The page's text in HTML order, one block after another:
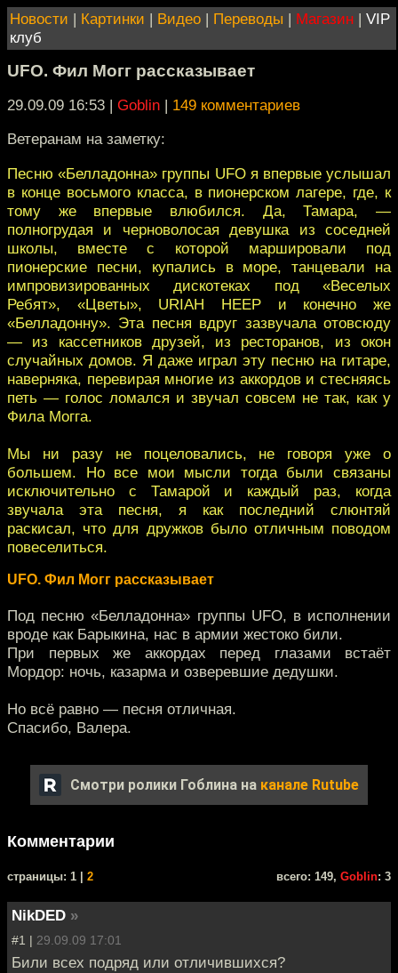
Новости | Картинки | Видео | Переводы | Магазин | VIP
клуб
UFO. Фил Могг рассказывает
29.09.09 16:53 | Goblin | 149 комментариев
Ветеранам на заметку:
Песню «Белладонна» группы UFO я впервые услышал
в конце восьмого класса, в пионерском лагере, где, к
тому же впервые влюбился. Да, Тамара, —
полногрудая и черноволосая девушка из соседней
школы, вместе с которой маршировали под
пионерские песни, купались в море, танцевали на
импровизированных дискотеках под «Веселых
Ребят», «Цветы», URIAH HEEP и конечно же
«Белладонну». Эта песня вдруг зазвучала отовсюду
— из кассетников друзей, из ресторанов, из окон
случайных домов. Я даже играл эту песню на гитаре,
наверняка, перевирая многие из аккордов и стесняясь
петь — голос ломался и звучал совсем не так, как у
Фила Могга.
Мы ни разу не поцеловались, не говоря уже о
большем. Но все мои мысли тогда были связаны
исключительно с Тамарой и каждый раз, когда
звучала эта песня, я как последний слюнтяй
раскисал, что для дружков было отличным поводом
повеселиться.
UFO. Фил Могг рассказывает
Под песню «Белладонна» группы UFO, в исполнении
вроде как Барыкина, нас в армии жестоко били.
При первых же аккордах перед глазами встаёт
Мордор: ночь, казарма и озверевшие дедушки.
Но всё равно — песня отличная.
Спасибо, Валера.
Смотри ролики Гоблина на канале Rutube
Комментарии
cтраницы: 1 | 2 всего: 149, Goblin: 3
NikDED »
#1 | 29.09.09 17:01
Били всех подряд или отличившихся?